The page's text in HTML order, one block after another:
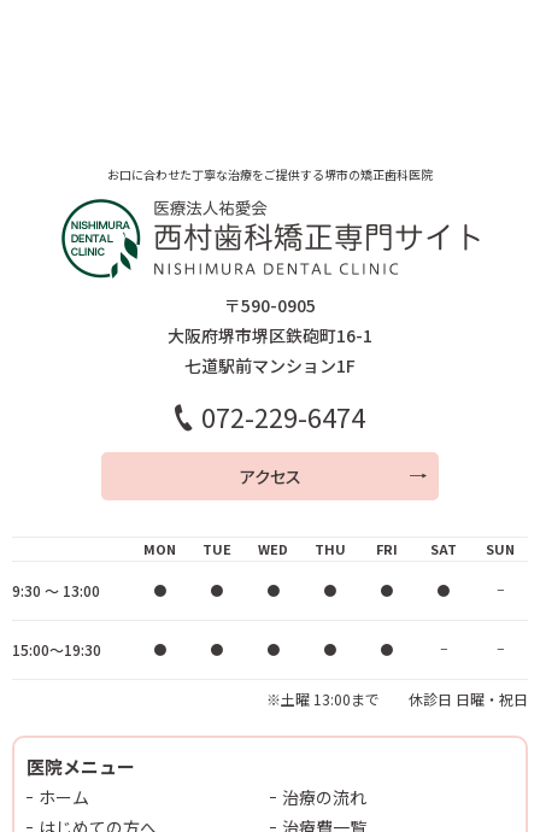
お口に合わせた丁寧な治療をご提供する堺市の矯正歯科医院
〒590-0905
大阪府堺市堺区鉄砲町16-1
七道駅前マンション1F
072-229-6474
アクセス
MON TUE WED THU FRI SAT SUN
※土曜 13:00まで 休診日 日曜・祝日
9:30 ～ 13:00 ● ● ● ● ● ● −
15:00～19:30 ● ● ● ● ● − −
医院メニュー
ホーム
治療の流れ